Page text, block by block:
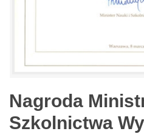
Nagroda
Szkolnictwa